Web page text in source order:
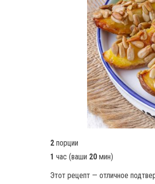
2 порции
1 час (ваши 20 мин)
Этот рецепт — отличное